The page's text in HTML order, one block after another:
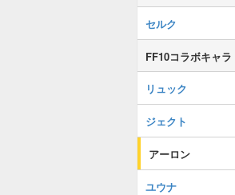
セルク
FF10コラボキャラ
リュック
ジェクト
アーロン
ユウナ